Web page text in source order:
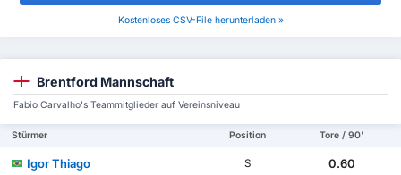
Kostenloses CSV-File herunterladen »
Brentford Mannschaft
Fabio Carvalho's Teammitglieder auf Vereinsniveau
Stürmer Position Tore / 90'
Igor Thiago S
0.60